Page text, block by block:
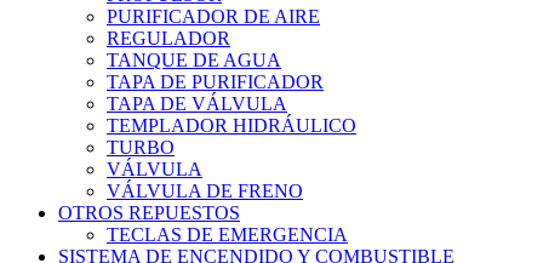
PURIFICADOR DE AIRE
REGULADOR
TANQUE DE AGUA
TAPA DE PURIFICADOR
TAPA DE VÁLVULA
TEMPLADOR HIDRÁULICO
TURBO
VÁLVULA
VÁLVULA DE FRENO
OTROS REPUESTOS
TECLAS DE EMERGENCIA
SISTEMA DE ENCENDIDO Y COMBUSTIBLE